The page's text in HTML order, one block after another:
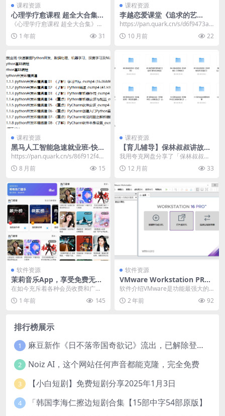
课程资源
心理学疗愈课程 超全大合集
书籍+mp3音频+视频课
《心理学疗愈课程 超全大合集》是
一套全面的心理学资源包，旨在帮
助人们通过多种形式...
1 年前 31
课程资源
李越恋爱课堂《追求的艺
术》，从初识到确立关系的系
统方法
https://pan.quark.cn/s/d6f9473ae
9ad
10 月前 22
课程资源
黑马人工智能急速就业班-快速
掌握Python开发、 数据处
理、机器学习、深度学习及NL
P等前沿技术
​https://pan.quark.cn/s/86f912f44
03e 总计:...
8 月前 15
课程资源
【育儿辅导】保林叔叔讲故事
《儿童亲子故事合集》
我用夸克网盘分享了「保林叔叔讲
故事《儿童亲子故事合集》」，点
击链接即可保存。打开...
12 月前 33
软件资源
茉莉音乐App，享受免费无广
告、免登录的音乐体验
在如今充斥着各种会员收费和广告
的音乐 App 中，想找一款纯粹的听
歌软件越来越难...
1 年前 145
软件资源
VMware Workstation PRO
VM虚拟机 v17.6.0 正式版
软件介绍VMware是功能最强大的
虚拟机软件，用户可以在虚拟机同
时运行各种操作系...
2 年前 92
排行榜展示
1 麻豆新作《日不落帝国奇欲记》流出，已解除登录验证！
2 Noiz AI，这个网站任何声音都能克隆，完全免费
3 【小白短剧】免费短剧分享2025年1月3日
4 「韩国李海仁擦边短剧合集【15部中字54部原版】